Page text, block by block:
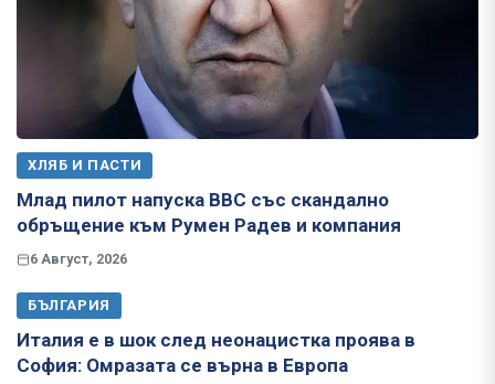
ХЛЯБ И ПАСТИ
Млад пилот напуска ВВС със скандално
обръщение към Румен Радев и компания
6 Август, 2026
БЪЛГАРИЯ
Италия е в шок след неонацистка проява в
София: Омразата се върна в Европа